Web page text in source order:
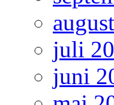
juli
juni